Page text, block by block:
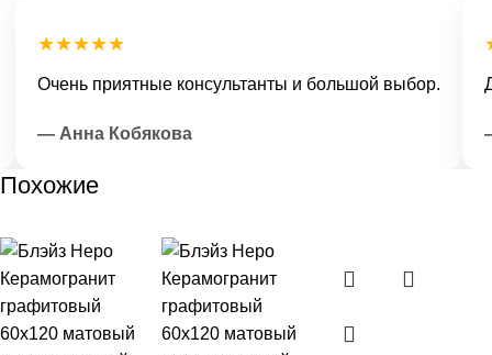
★★★★★
Очень приятные консультанты и большой выбор.
— Анна Кобякова —
Похожие